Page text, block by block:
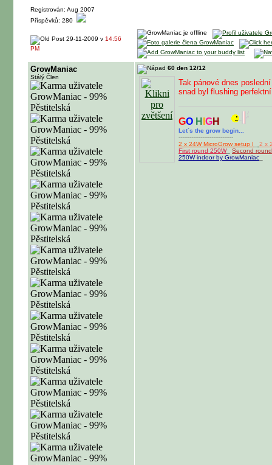
Registrován: Aug 2007
Příspěvků: 280
29-11-2009 v 14:56
PM
GrowManiac
Stálý Člen
60 den 12/12
Tak pánové dnes
snad byl flushing
GO H GH
Let´s the grow begin...
------------------------------
2 x 24W MicroGrow setup I
2 x
First round 250W_ Second
250W indoor by GrowManiac